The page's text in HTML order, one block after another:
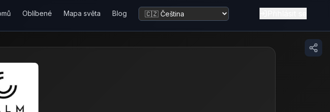
Oblíbené Mapa světa Blog Změnit jazyk